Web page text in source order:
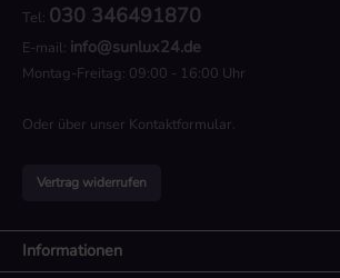
Tel: 030 346491870
E-mail: info@sunlux24.de
Montag-Freitag: 09:00 - 16:00 Uhr
Oder über unser Kontaktformular.
Vertrag widerrufen
Informationen